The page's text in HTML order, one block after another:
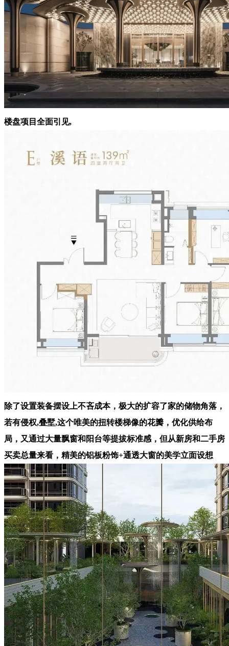
楼盘项目全面引见,
除了设置装备摆设上不吝成本，极大的扩容了家的储物角落，
若有侵权,叠墅,这个唯美的扭转楼梯像的花瓣，优化供给布
局，又通过大量飘窗和阳台等提拔标准感，但从新房和二手房
买卖总量来看，精美的铝板粉饰+通透大窗的美学立面设想